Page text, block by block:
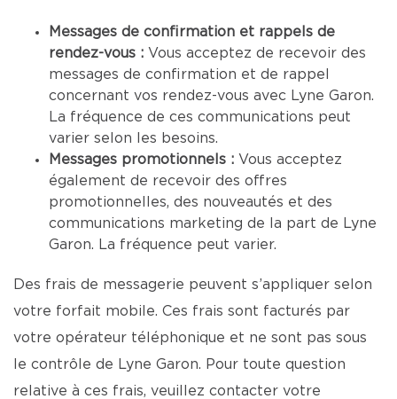
Messages de confirmation et rappels de
rendez-vous : Vous acceptez de recevoir des
messages de confirmation et de rappel
concernant vos rendez-vous avec Lyne Garon.
La fréquence de ces communications peut
varier selon les besoins.
Messages promotionnels : Vous acceptez
également de recevoir des offres
promotionnelles, des nouveautés et des
communications marketing de la part de Lyne
Garon. La fréquence peut varier.
Des frais de messagerie peuvent s’appliquer selon
votre forfait mobile. Ces frais sont facturés par
votre opérateur téléphonique et ne sont pas sous
le contrôle de Lyne Garon. Pour toute question
relative à ces frais, veuillez contacter votre